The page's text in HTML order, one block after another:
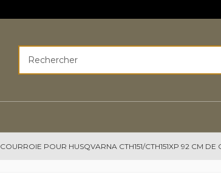
COURROIE POUR HUSQVARNA CTH151/CTH151XP 92 CM DE